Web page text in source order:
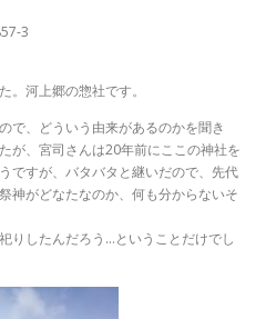
3
。河上郷の惣社です。
で、どういう由来があるのかを聞き
が、宮司さんは20年前にここの神社を
ですが、バタバタと継いだので、先代
神がどなたなのか、何も分からないそ
りしたんだろう…ということだけでし